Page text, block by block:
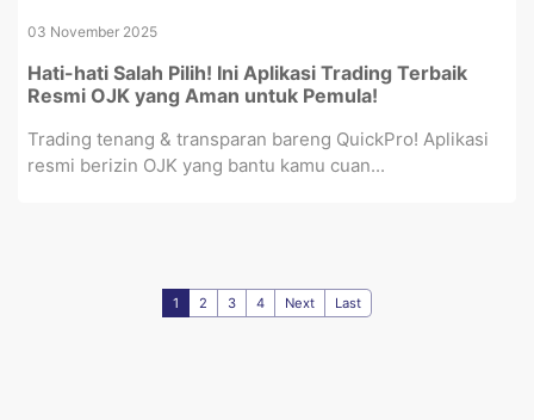
03 November 2025
Hati-hati Salah Pilih! Ini Aplikasi Trading Terbaik
Resmi OJK yang Aman untuk Pemula!
Trading tenang & transparan bareng QuickPro! Aplikasi
resmi berizin OJK yang bantu kamu cuan...
1 2 3 4 Next Last